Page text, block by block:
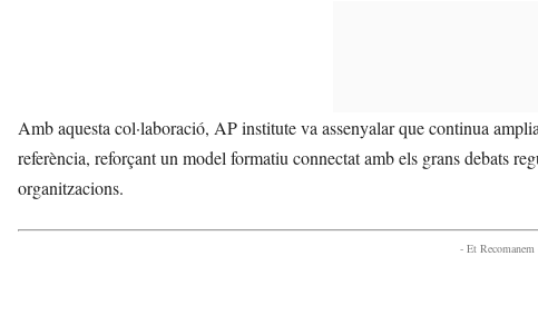
Amb aquesta col·laboració, AP institute va assenyalar que continua
referència, reforçant un model formatiu connectat amb els grans debats
organitzacions.
- Et Recomanem